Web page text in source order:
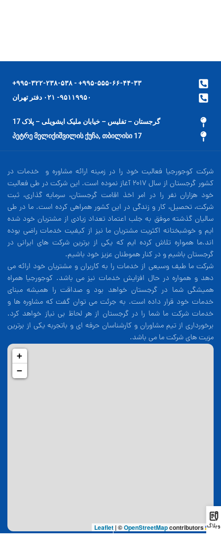
۹۹۵-۵۵۵-۶۶-۴۴-۳۳+ - ۹۹۵-۳۲۲-۲۳۸-۵۳۸+
۹۵۱۱۹۹۵۰- ۰۲۱ دفتر تهران
گرجستان – تفلیس – خیابان ملیک ایشویلی – پلاک 17
17 პეტრე მელიქიშვილის ქუჩა, თბილისი
شرکت کوجورجیا فعالیت خود را در زمینه ارائه مشاوره و خدمات در
کشور گرجستان از سال 2017 آغاز نموده است. این شرکت در طی فعالیت
خود هزاران نفر را در امر اخذ اقامت گرجستان، سرمایه گذاری، ثبت
شرکت، تحصیل، کار و زندگی در این کشور همراهی کرده است. ما در طی
سالیان گذشته موفق به جلب اعتماد تعداد زیادی از مشتریان خود شده
ایم و خوشبختانه اکثریت مشتریان ما نیز از کیفیت خدمات راضی بوده
اند.ما همواره تلاش کرده ایم که یکی از برترین شرکت های ایرانی در
گرجستان باشیم و در کنار هموطنان عزیز خود باشیم.
شرکت ما طیف وسیعی از خدمات را به کاربران و مشتریان خود ارائه می
دهد و همواره در حال افزایش خدمات نیز می باشد. کوجورجیا همراه
همیشگی شما در گرجستان خواهد بود و صداقت را همیشه مبنای
خدمات خود قرار داده است. به جرئت می توان گفت که مشاوره ها و
خدمات شرکت ما شما را در گرجستان از هر لحاظ بی نیاز خواهد کرد.
برخورداری از تیم مشاوران و کارشناسان حرفه ای و باتجربه یکی از برترین
مزیت های شرکت ما می باشد.
+
−
Leaflet
|©OpenStreetMapcontributors وبلاگ